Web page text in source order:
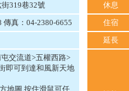
319巷32號
傳真：04-2380-6655
交流道>五權西路>
即可到達和風新天地
地圖,按住滑鼠可任
休息
住宿
延長